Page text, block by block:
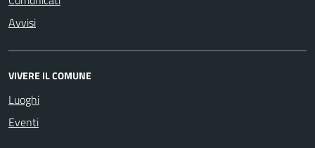
Avvisi
VIVERE IL COMUNE
Luoghi
Eventi